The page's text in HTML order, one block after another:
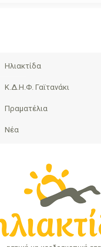
Ηλιακτίδα
Κ.Δ.Η.Φ. Γαϊτανάκι
Πραματέλια
Νέα